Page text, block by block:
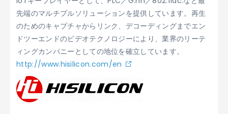
先端のマルチプルソリューションを提供しています。再生
のためのキャプチャからリンク、デコーディングまでエン
ドツーエンドのビデオテクノロジーにより、業界のリーテ
ィングカンパニーとしての地位を確立しています。
http://www.hisilicon.com/en